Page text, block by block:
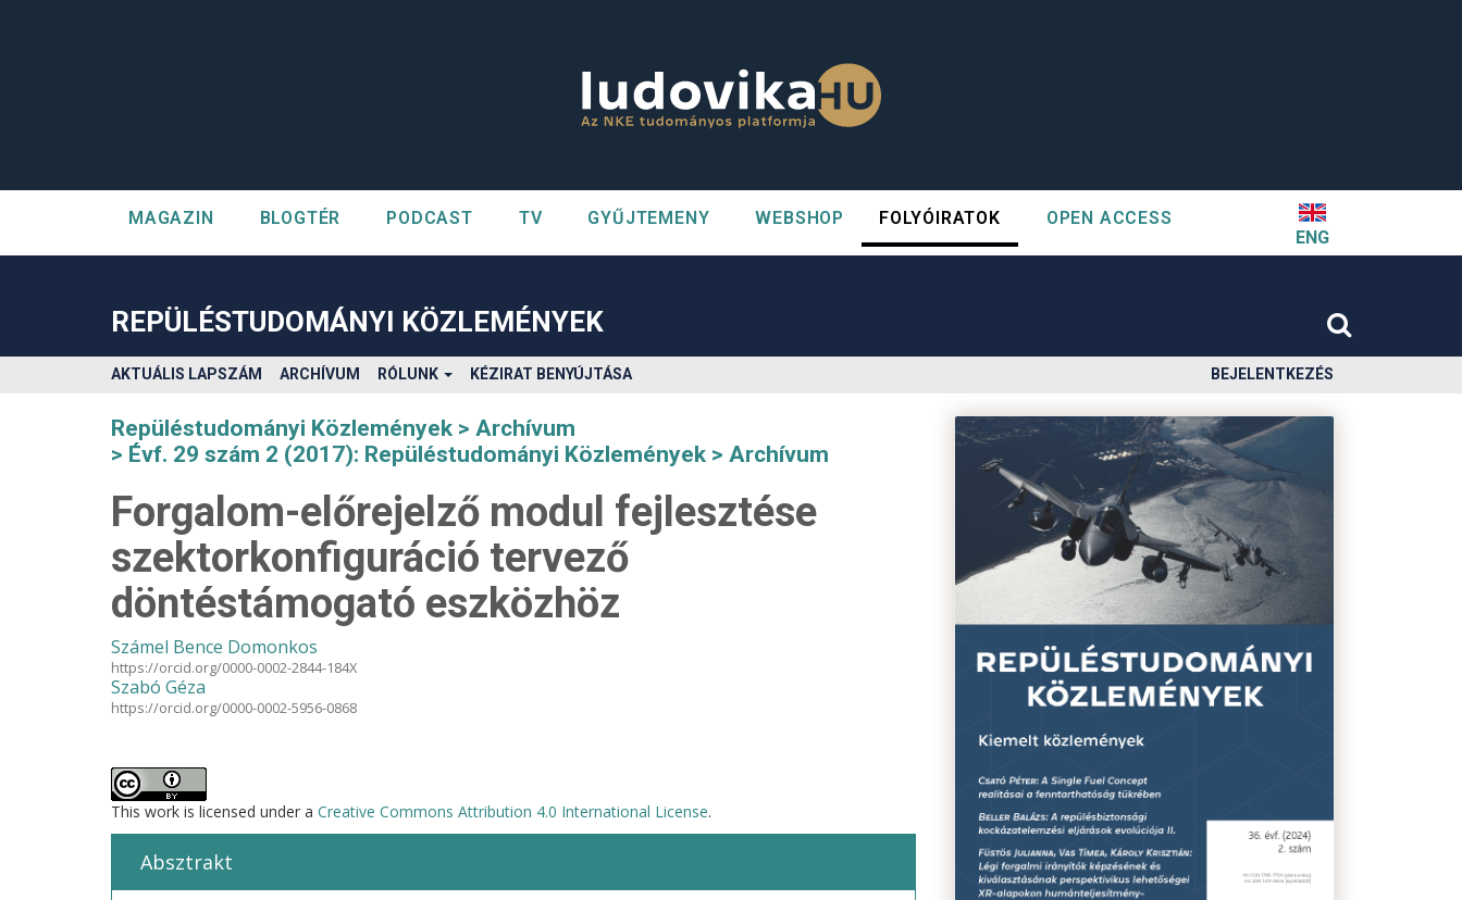
##plugins.themes.bootstrap3.accessible_menu.label##
##plugins.themes.bootstrap3.accessible_menu.main_content##
##plugins.themes.bootstrap3.accessible_menu.sidebar##
MAGAZIN BLOGTÉR PODCAST TV GYŰJTEMENY WEBSHOP FOLYÓIRATOK
OPEN ACCESS
ENG
REPÜLÉSTUDOMÁNYI KÖZLEMÉNYEK
AKTUÁLIS LAPSZÁM ARCHÍVUM RÓLUNK KÉZIRAT BENYÚJTÁSA BEJELENTKEZÉS
Repüléstudományi Közlemények
Archívum
Évf. 29 szám 2 (2017): Repüléstudományi Közlemények
Archívum
Forgalom-előrejelző modul fejlesztése
szektorkonfiguráció tervező
döntéstámogató eszközhöz
Számel Bence Domonkos
https://orcid.org/0000-0002-2844-184X
Szabó Géza
https://orcid.org/0000-0002-5956-0868
This work is licensed under a Creative Commons Attribution 4.0 International License.
Absztrakt